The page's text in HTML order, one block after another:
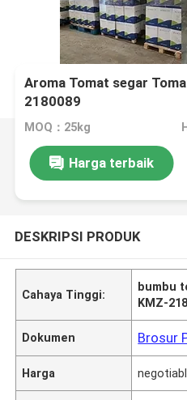
Aroma Tomat segar
2180089
MOQ：25kg
Harga terbaik
DESKRIPSI PRODUK
Cahaya Tinggi:
bumbu
KMZ-
Dokumen Brosur
Harga